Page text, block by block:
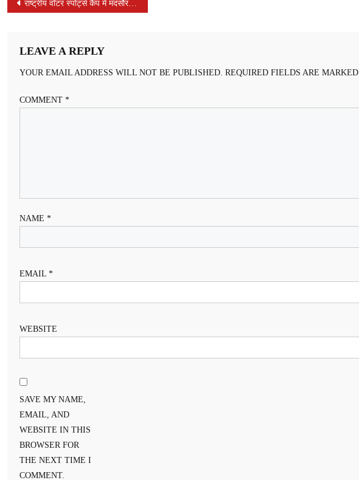
राष्ट्रीय वॉटर स्पोर्ट्स कैंप में मंदसौर के राघव जैन का उत्कृष्ट प्रदर्शन, बैज से हुए सम्मानित
LEAVE A REPLY
YOUR EMAIL ADDRESS WILL NOT BE PUBLISHED. REQUIRED FIELDS ARE MARKED
COMMENT *
NAME *
EMAIL *
WEBSITE
SAVE MY NAME,
EMAIL, AND
WEBSITE IN THIS
BROWSER FOR
THE NEXT TIME I
COMMENT.